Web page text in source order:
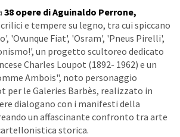
38 opere di Aguinaldo Perrone,
e tempere su legno, tra cui spiccano
'Ovunque Fiat', 'Osram', 'Pneus Pirelli',
un progetto scultoreo dedicato
Charles Loupot (1892- 1962) e un
Ambois", noto personaggio
per le Galeries Barbès, realizzato in
dialogano con i manifesti della
un affascinante confronto tra arte
storica.